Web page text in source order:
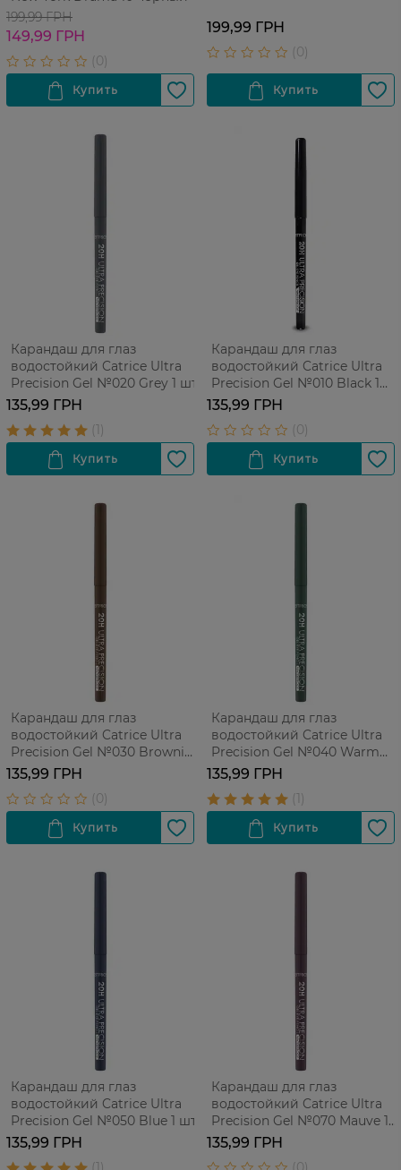
199,99 ГРН
149,99 ГРН
199,99 ГРН
Карандаш для глаз
водостойкий Catrice Ultra
Precision Gel №020 Grey 1 шт
135,99 ГРН
Карандаш для глаз
водостойкий Catrice Ultra
Precision Gel №010 Black 1
шт
135,99 ГРН
Карандаш для глаз
водостойкий Catrice Ultra
Precision Gel №030 Brownie
1 шт
135,99 ГРН
Карандаш для глаз
водостойкий Catrice Ultra
Precision Gel №040 Warm
Green 1 шт
135,99 ГРН
Карандаш для глаз
водостойкий Catrice Ultra
Precision Gel №050 Blue 1 шт
135,99 ГРН
Карандаш для глаз
водостойкий Catrice Ultra
Precision Gel №070 Mauve 1
шт
135,99 ГРН